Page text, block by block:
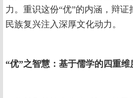
力。重识这份“优”的内涵，辩
民族复兴注入深厚文化动力。
“优”之智慧：基于儒学的四重维